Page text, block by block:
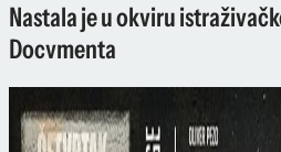
Nastala je u okviru
Docvmenta